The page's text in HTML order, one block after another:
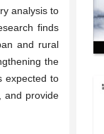
analysis to
finds
and rural
the
expected to
and provide